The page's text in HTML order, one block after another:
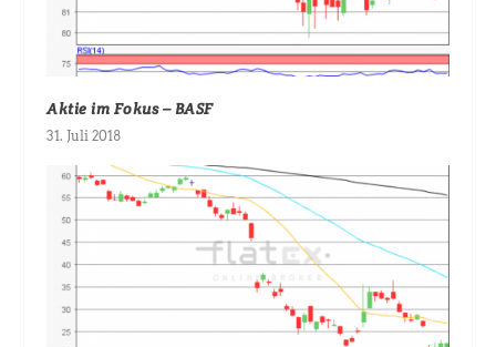
Aktie im Fokus – BASF
31. Juli 2018